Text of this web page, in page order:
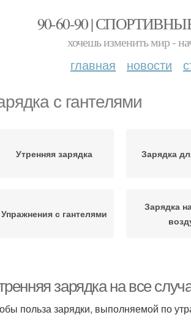
90-60-90 |
хочешь изменить мир -
главная новости
с гантелями
Утренняя зарядка Зарядка
Упражнения с гантелями
Зарядка
зарядка на все
польза зарядки, выполняемой по